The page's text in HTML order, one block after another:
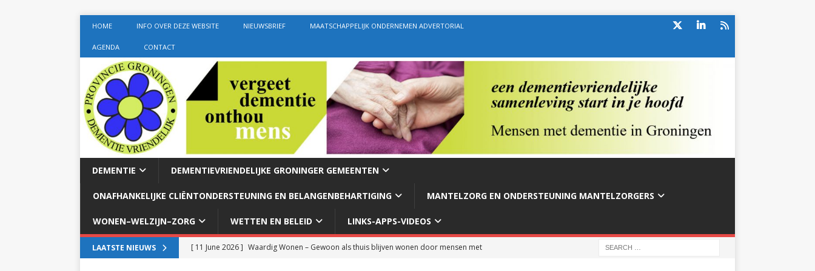
HOME INFO OVER DEZE WEBSITE NIEUWSBRIEF MAATSCHAPPELIJK ONDERNEMEN ADVERTORIAL
AGENDA CONTACT
DEMENTIE DEMENTIEVRIENDELIJKE GRONINGER GEMEENTEN
ONAFHANKELIJKE CLIËNTONDERSTEUNING EN BELANGENBEHARTIGING MANTELZORG EN ONDERSTEUNING MANTELZORGERS
WONEN–WELZIJN–ZORG WETTEN EN BELEID LINKS-APPS-VIDEOS
LAATSTE NIEUWS [ 11 June 2026 ] Waardig Wonen – Gewoon als thuis blijven wonen door mensen met